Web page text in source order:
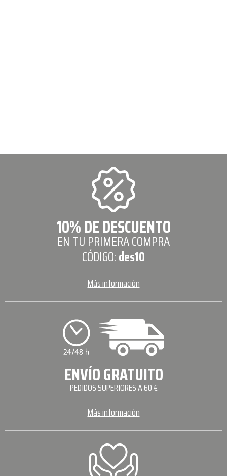
10% DE DESCUENTO
EN TU PRIMERA COMPRA
CÓDIGO:des10
Más información
ENVÍO GRATUITO
PEDIDOS SUPERIORES A 60 €
Más información